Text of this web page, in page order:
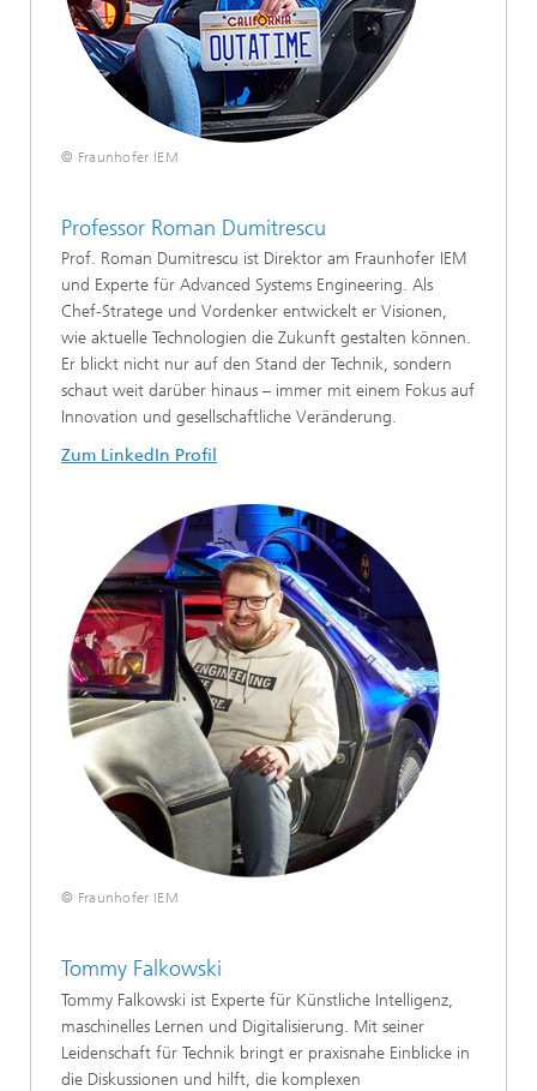
© Fraunhofer IEM
Professor Roman Dumitrescu
Prof. Roman Dumitrescu ist Direktor am Fraunhofer IEM
und Experte für Advanced Systems Engineering. Als
Chef-Stratege und Vordenker entwickelt er Visionen,
wie aktuelle Technologien die Zukunft gestalten können.
Er blickt nicht nur auf den Stand der Technik, sondern
schaut weit darüber hinaus – immer mit einem Fokus auf
Innovation und gesellschaftliche Veränderung.
Zum LinkedIn Profil
© Fraunhofer IEM
Tommy Falkowski
Tommy Falkowski ist Experte für Künstliche Intelligenz,
maschinelles Lernen und Digitalisierung. Mit seiner
Leidenschaft für Technik bringt er praxisnahe Einblicke in
die Diskussionen und hilft, die komplexen